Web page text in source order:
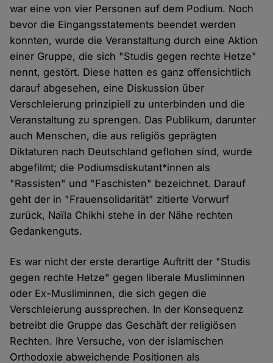
war eine von vier Personen auf dem Podium. Noch
bevor die Eingangsstatements beendet werden
konnten, wurde die Veranstaltung durch eine Aktion
einer Gruppe, die sich "Studis gegen rechte Hetze"
nennt, gestört. Diese hatten es ganz offensichtlich
darauf abgesehen, eine Diskussion über
Verschleierung prinzipiell zu unterbinden und die
Veranstaltung zu sprengen. Das Publikum, darunter
auch Menschen, die aus religiös geprägten
Diktaturen nach Deutschland geflohen sind, wurde
abgefilmt; die Podiumsdiskutant*innen als
"Rassisten" und "Faschisten" bezeichnet. Darauf
geht der in "Frauensolidarität" zitierte Vorwurf
zurück, Naïla Chikhi stehe in der Nähe rechten
Gedankenguts.
Es war nicht der erste derartige Auftritt der "Studis
gegen rechte Hetze" gegen liberale Musliminnen
oder Ex-Musliminnen, die sich gegen die
Verschleierung aussprechen. In der Konsequenz
betreibt die Gruppe das Geschäft der religiösen
Rechten. Ihre Versuche, von der islamischen
Orthodoxie abweichende Positionen als